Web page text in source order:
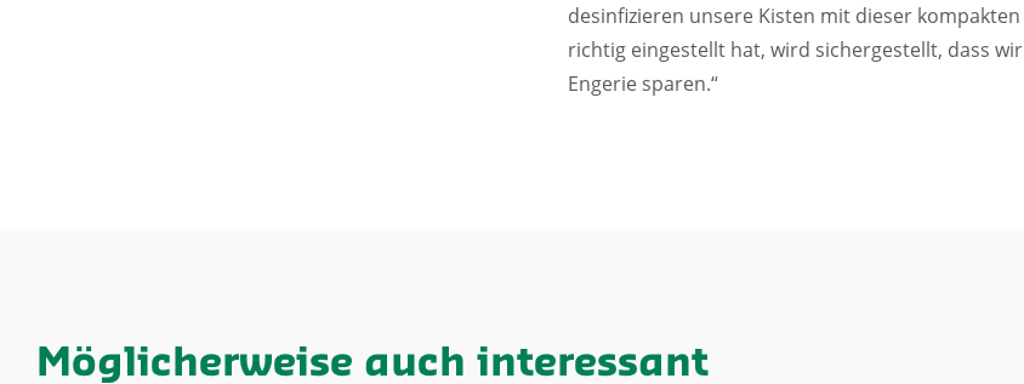
desinfizieren unsere Kisten mit dieser
richtig eingestellt hat, wird sichergestellt, dass
Engerie sparen.“
Möglicherweise auch interessant